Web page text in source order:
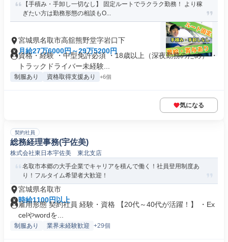
【手積み・手卸し一切なし】 固定ルートでラクラク勤務！ より稼
ぎたい方は勤務形態の相談もO...
宮城県名取市高舘熊野堂字岩口下
月給27万6000円～29万5200円
資格・経験 ・中型免許必須 ・18歳以上（深夜勤務のため） ・
トラックドライバー未経験...
制服あり 資格取得支援あり +6個
気になる
契約社員
総務経理事務(宇佐美)
株式会社東日本宇佐美 東北支店
名取市本郷の大手企業でキャリアを積んで働く！社員登用制度あ
り！フルタイム希望者大歓迎！
宮城県名取市
時給1100円以上
雇用形態 契約社員 経験・資格 【20代～40代が活躍！】 ・Ex
celやwordを...
制服あり 業界未経験歓迎 +29個